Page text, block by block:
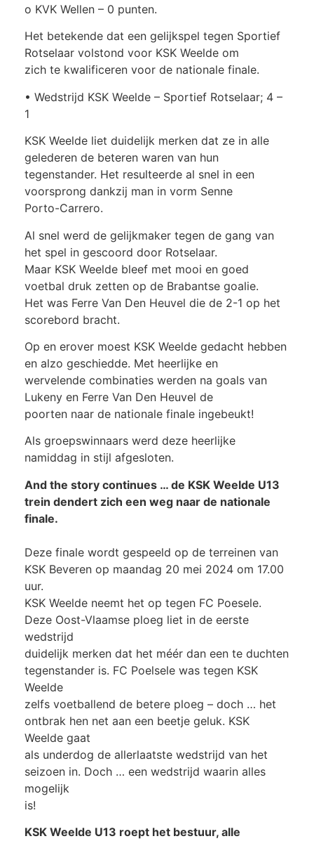
o KVK Wellen – 0 punten.
Het betekende dat een gelijkspel tegen Sportief
Rotselaar volstond voor KSK Weelde om
zich te kwalificeren voor de nationale finale.
• Wedstrijd KSK Weelde – Sportief Rotselaar; 4 –
1
KSK Weelde liet duidelijk merken dat ze in alle
gelederen de beteren waren van hun
tegenstander. Het resulteerde al snel in een
voorsprong dankzij man in vorm Senne
Porto-Carrero.
Al snel werd de gelijkmaker tegen de gang van
het spel in gescoord door Rotselaar.
Maar KSK Weelde bleef met mooi en goed
voetbal druk zetten op de Brabantse goalie.
Het was Ferre Van Den Heuvel die de 2-1 op het
scorebord bracht.
Op en erover moest KSK Weelde gedacht hebben
en alzo geschiedde. Met heerlijke en
wervelende combinaties werden na goals van
Lukeny en Ferre Van Den Heuvel de
poorten naar de nationale finale ingebeukt!
Als groepswinnaars werd deze heerlijke
namiddag in stijl afgesloten.
And the story continues … de KSK Weelde U13
trein dendert zich een weg naar de nationale
finale.
Deze finale wordt gespeeld op de terreinen van
KSK Beveren op maandag 20 mei 2024 om 17.00
uur.
KSK Weelde neemt het op tegen FC Poesele.
Deze Oost-Vlaamse ploeg liet in de eerste
wedstrijd
duidelijk merken dat het méér dan een te duchten
tegenstander is. FC Poelsele was tegen KSK
Weelde
zelfs voetballend de betere ploeg – doch … het
ontbrak hen net aan een beetje geluk. KSK
Weelde gaat
als underdog de allerlaatste wedstrijd van het
seizoen in. Doch … een wedstrijd waarin alles
mogelijk
is!
KSK Weelde U13 roept het bestuur, alle